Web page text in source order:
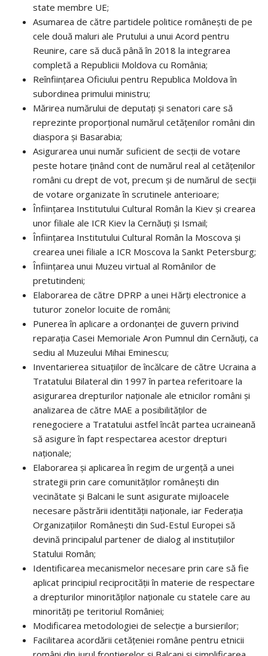
state membre UE;
Asumarea de către partidele politice româneşti de pe
cele două maluri ale Prutului a unui Acord pentru
Reunire, care să ducă până în 2018 la integrarea
completă a Republicii Moldova cu România;
Reînființarea Oficiului pentru Republica Moldova în
subordinea primului ministru;
Mărirea numărului de deputați și senatori care să
reprezinte proporțional numărul cetățenilor români din
diaspora și Basarabia;
Asigurarea unui număr suficient de secții de votare
peste hotare ținând cont de numărul real al cetățenilor
români cu drept de vot, precum și de numărul de secții
de votare organizate în scrutinele anterioare;
Înființarea Institutului Cultural Român la Kiev și crearea
unor filiale ale ICR Kiev la Cernăuți și Ismail;
Înființarea Institutului Cultural Român la Moscova și
crearea unei filiale a ICR Moscova la Sankt Petersburg;
Înființarea unui Muzeu virtual al Românilor de
pretutindeni;
Elaborarea de către DPRP a unei Hărți electronice a
tuturor zonelor locuite de români;
Punerea în aplicare a ordonanței de guvern privind
reparația Casei Memoriale Aron Pumnul din Cernăuți, ca
sediu al Muzeului Mihai Eminescu;
Inventarierea situațiilor de încălcare de către Ucraina a
Tratatului Bilateral din 1997 în partea referitoare la
asigurarea drepturilor naționale ale etnicilor români și
analizarea de către MAE a posibilităților de
renegociere a Tratatului astfel încât partea ucraineană
să asigure în fapt respectarea acestor drepturi
naționale;
Elaborarea şi aplicarea în regim de urgenţă a unei
strategii prin care comunităţilor româneşti din
vecinătate şi Balcani le sunt asigurate mijloacele
necesare păstrării identităţii naţionale, iar Federația
Organizațiilor Românești din Sud-Estul Europei să
devină principalul partener de dialog al instituțiilor
Statului Român;
Identificarea mecanismelor necesare prin care să fie
aplicat principiul reciprocităţii în materie de respectare
a drepturilor minorităţilor naţionale cu statele care au
minorităţi pe teritoriul României;
Modificarea metodologiei de selecţie a bursierilor;
Facilitarea acordării cetăţeniei române pentru etnicii